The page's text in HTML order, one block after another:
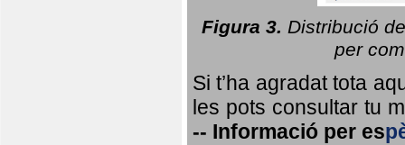
Figura 3. Distribució
per
Si t’ha agradat tota
les pots consultar tu
-- Informació per es